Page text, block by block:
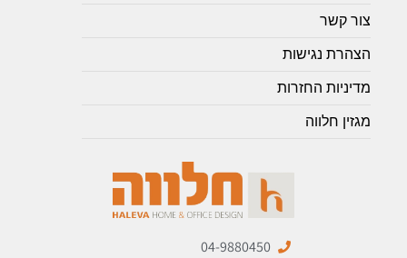
צור קשר
הצהרת נגישות
מדיניות החזרות
מגזין חלווה
04-9880450